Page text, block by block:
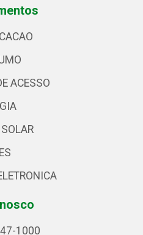
ACESSO
1000